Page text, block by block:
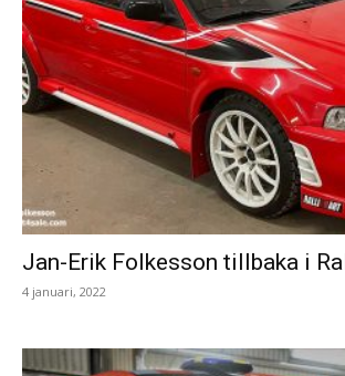
Jan-Erik Folkesson tillbaka i
4 januari, 2022